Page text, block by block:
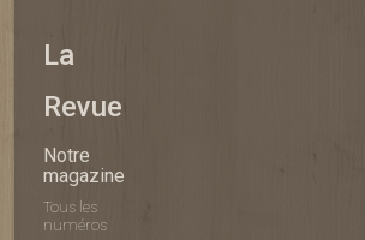
La
Revue
Notre
magazine
Tous les
numéros